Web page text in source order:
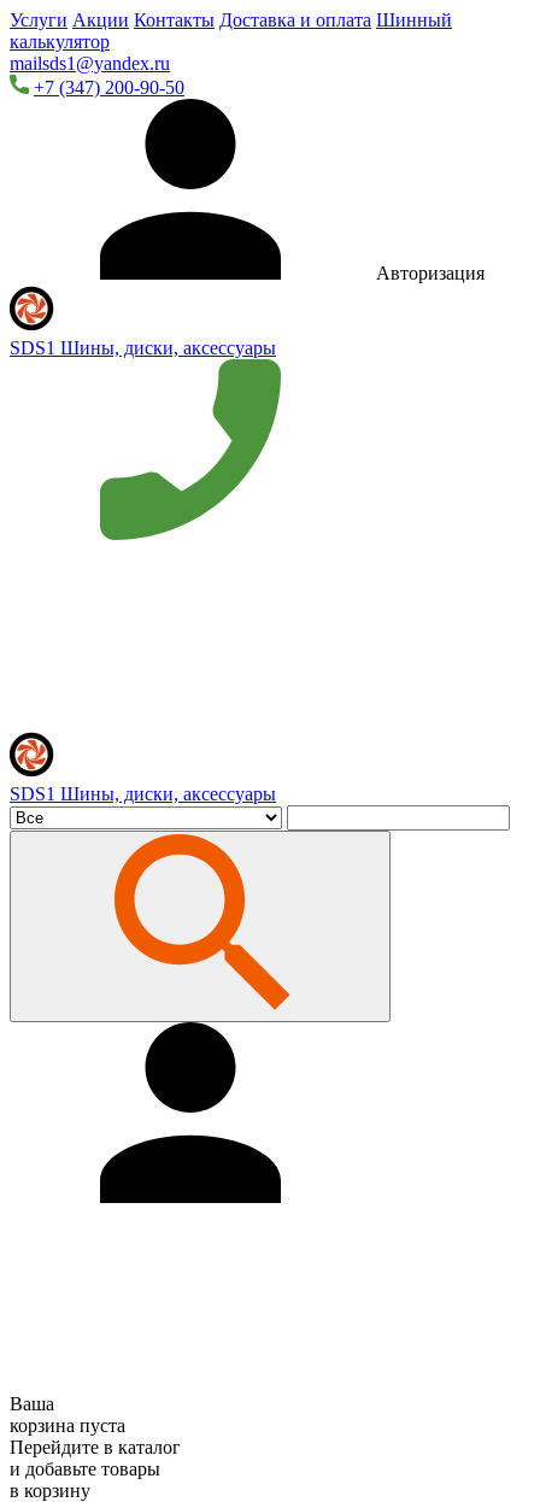
Услуги Акции Контакты Доставка и оплата Шинный
калькулятор
mailsds1@yandex.ru
+7 (347) 200-90-50
Авторизация
SDS1 Шины, диски, аксессуары
SDS1 Шины, диски, аксессуары
Ваша
корзина пуста
Перейдите в каталог
и добавьте товары
в корзину